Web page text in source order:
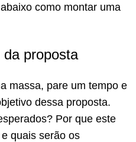
como montar uma
proposta
massa, pare um tempo e
dessa proposta.
Por que este
quais serão os